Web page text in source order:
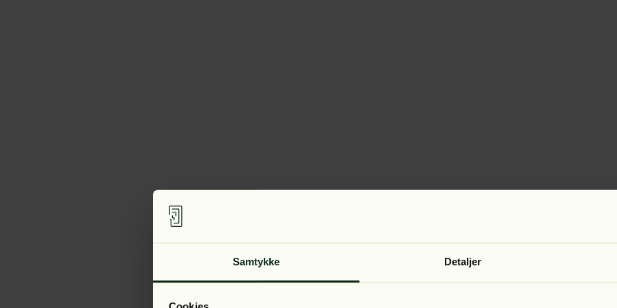
Samtykke Detaljer